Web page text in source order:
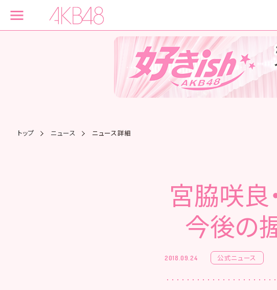
トップ ニュース ニュース詳細
宮脇咲良
今後の
2018.09.24 公式ニュース